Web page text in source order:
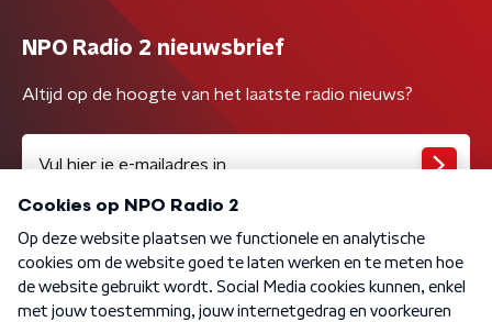
NPO Radio 2 nieuwsbrief
Altijd op de hoogte van het laatste radio nieuws?
Algemene voorwaarden